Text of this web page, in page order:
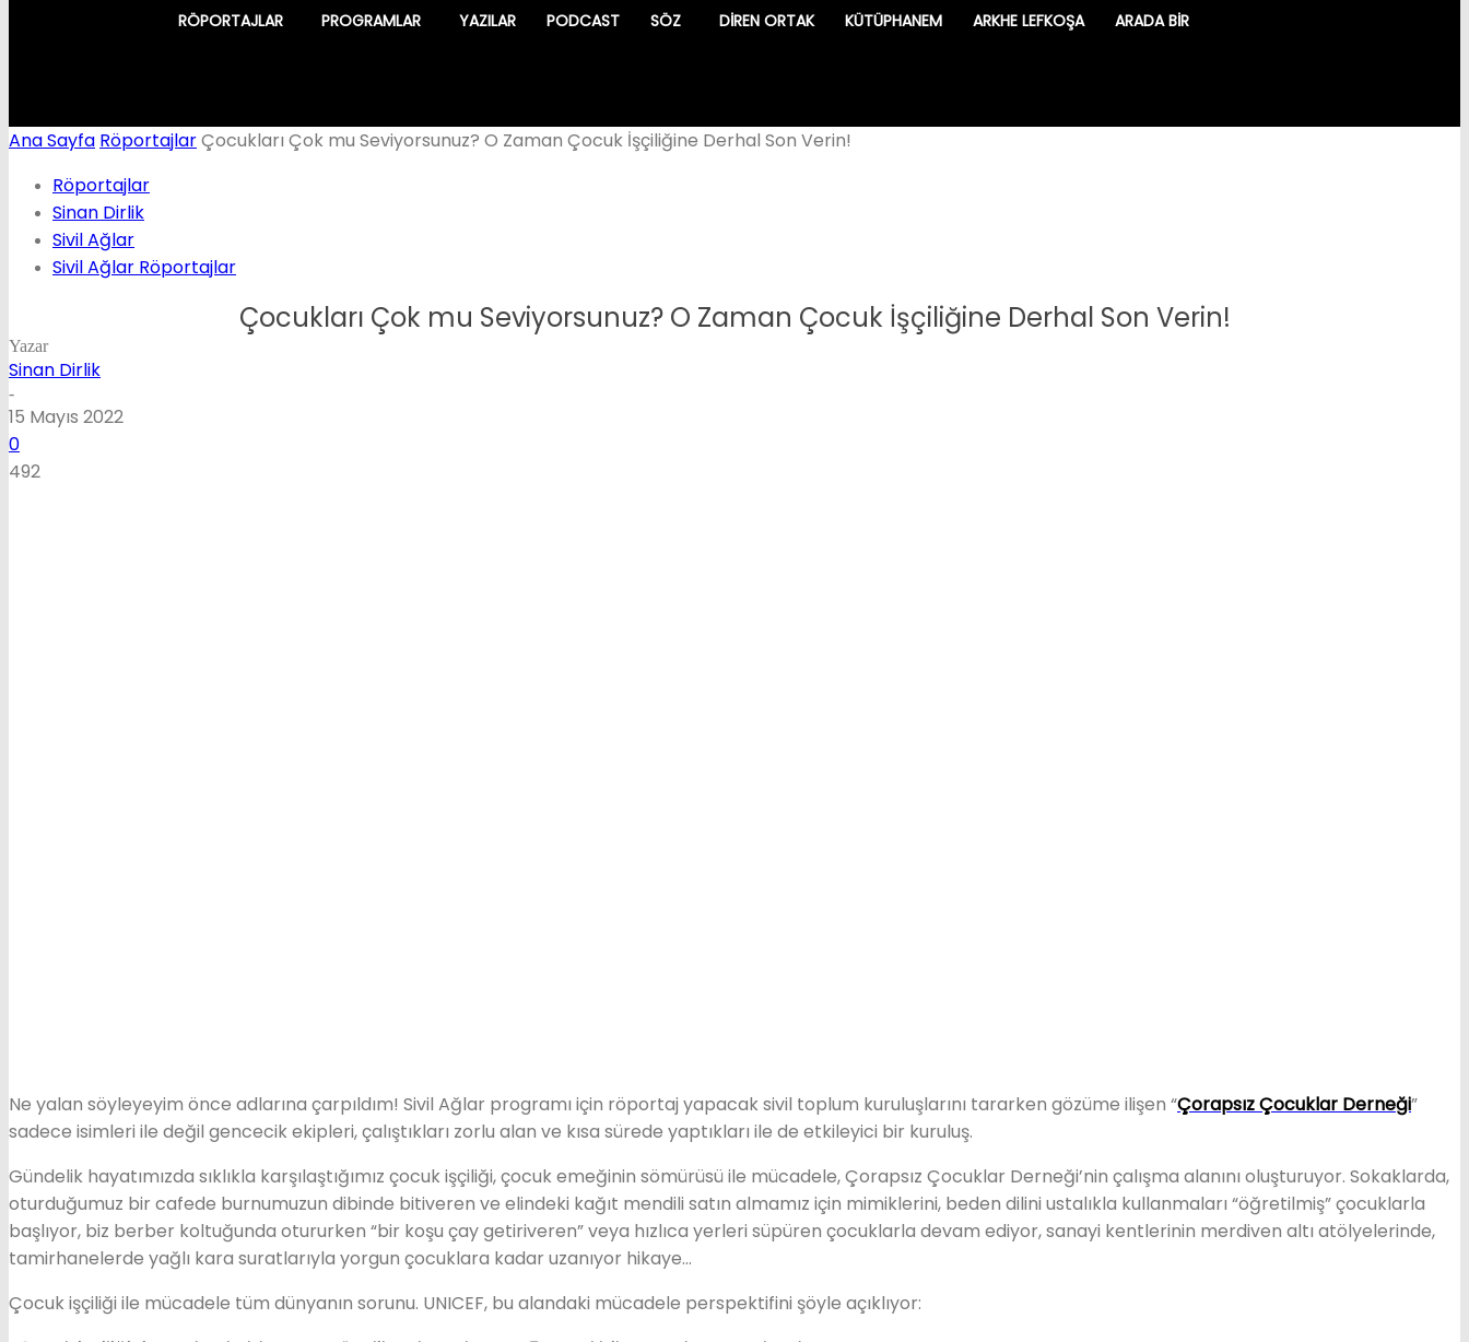
RÖPORTAJLAR PROGRAMLAR YAZILAR PODCAST SÖZ DIREN ORTAK KÜTÜPHANEM ARKHE LEFKOŞA ARADA BIR
Ana Sayfa RöportajlarÇocukları Çok mu Seviyorsunuz? O Zaman Çocuk İşçiliğine Derhal Son Verin!
Röportajlar
Sinan Dirlik
Sivil Ağlar
Sivil Ağlar Röportajlar
Çocukları Çok mu Seviyorsunuz? O Zaman Çocuk İşçiliğine Derhal Son Verin!
Yazar
Sinan Dirlik
-
15 Mayıs 2022
0
492
Ne yalan söyleyeyim önce adlarına çarpıldım! Sivil Ağlar programı için röportaj yapacak sivil toplum kuruluşlarını tararken gözüme ilişen “Çorapsız Çocuklar Derneği”
sadece isimleri ile değil gencecik ekipleri, çalıştıkları zorlu alan ve kısa sürede yaptıkları ile de etkileyici bir kuruluş.
Gündelik hayatımızda sıklıkla karşılaştığımız çocuk işçiliği, çocuk emeğinin sömürüsü ile mücadele, Çorapsız Çocuklar Derneği’nin çalışma alanını oluşturuyor. Sokaklarda,
oturduğumuz bir cafede burnumuzun dibinde bitiveren ve elindeki kağıt mendili satın almamız için mimiklerini, beden dilini ustalıkla kullanmaları “öğretilmiş” çocuklarla
başlıyor, biz berber koltuğunda otururken “bir koşu çay getiriveren” veya hızlıca yerleri süpüren çocuklarla devam ediyor, sanayi kentlerinin merdiven altı atölyelerinde,
tamirhanelerde yağlı kara suratlarıyla yorgun çocuklara kadar uzanıyor hikaye…
Çocuk işçiliği ile mücadele tüm dünyanın sorunu. UNICEF, bu alandaki mücadele perspektifini şöyle açıklıyor: